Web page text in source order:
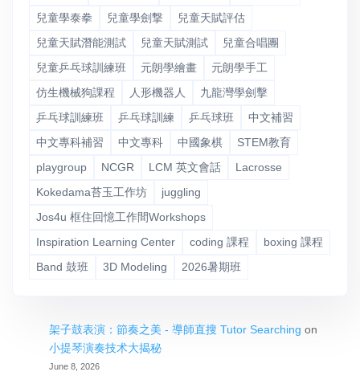
兒童學泰拳
兒童學劍撃
兒童天賦評估
兒童天賦潛能測試
兒童天賦測試
兒童合唱團
兒童乒乓球訓練班
元朗學繪畫
元朗學手工
仿生機械狗課程
人形機器人
九龍灣學劍擊
乒乓球訓練班
乒乓球訓練 乒乓球班
中文補習
中文專科補習
中文專科 中國象棋
STEM教育
playgroup
NCGR LCM 英文會話
Lacrosse
Kokedama苔玉工作坊
juggling
Jos4u 框住回憶工作間Workshops
Inspiration Learning Center
coding 課程
boxing 課程
Band 鼓班
3D Modeling 2026暑期班
架子鼓表演：節奏之美 - 導師直搜 Tutor Searching on
小提琴演奏技术大揭秘
June 8, 2026